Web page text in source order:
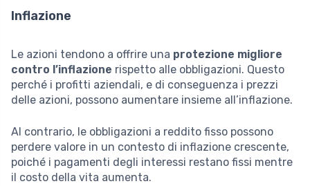
Inflazione
Le azioni tendono a offrire una protezione migliore
contro l’inflazione rispetto alle obbligazioni. Questo
perché i profitti aziendali, e di conseguenza i prezzi
delle azioni, possono aumentare insieme all’inflazione.
Al contrario, le obbligazioni a reddito fisso possono
perdere valore in un contesto di inflazione crescente,
poiché i pagamenti degli interessi restano fissi mentre
il costo della vita aumenta.